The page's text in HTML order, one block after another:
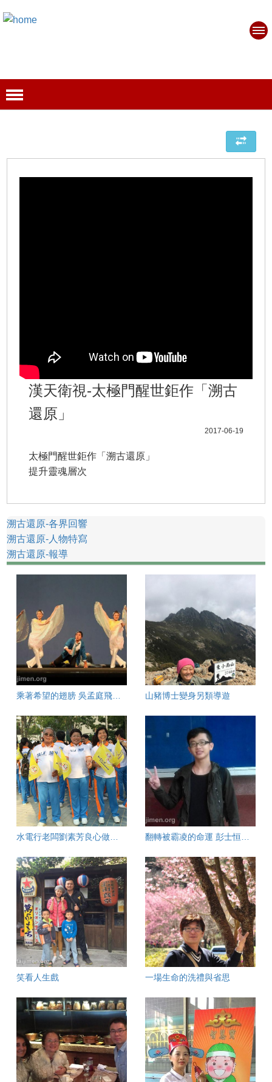
漢天衛視-太極門醒世鉅作「溯古
還原」
2017-06-19
太極門醒世鉅作「溯古還原」
提升靈魂層次
溯古還原-各界回響
溯古還原-人物特寫
溯古還原-報導
山豬博士變身另類導遊
笑看人生戲 一場生命的洗禮與省思